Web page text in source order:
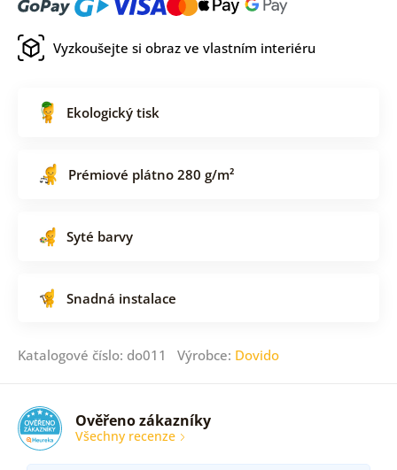
Vyzkoušejte si obraz ve vlastním interiéru
Ekologický tisk
Prémiové plátno 280 g/m²
Syté barvy
Snadná instalace
Katalogové číslo: do011 Výrobce: Dovido
Ověřeno zákazníky
Všechny recenze